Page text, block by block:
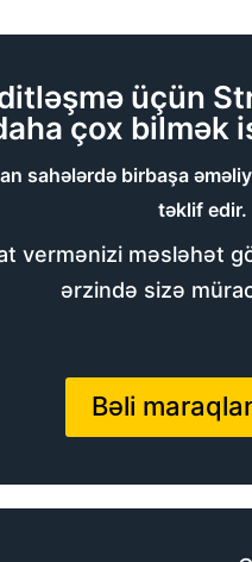
üçün
çox bilmək
sahələrdə birbaşa
təklif edir.
vermənizi məsləhət
ərzində sizə
Bəli